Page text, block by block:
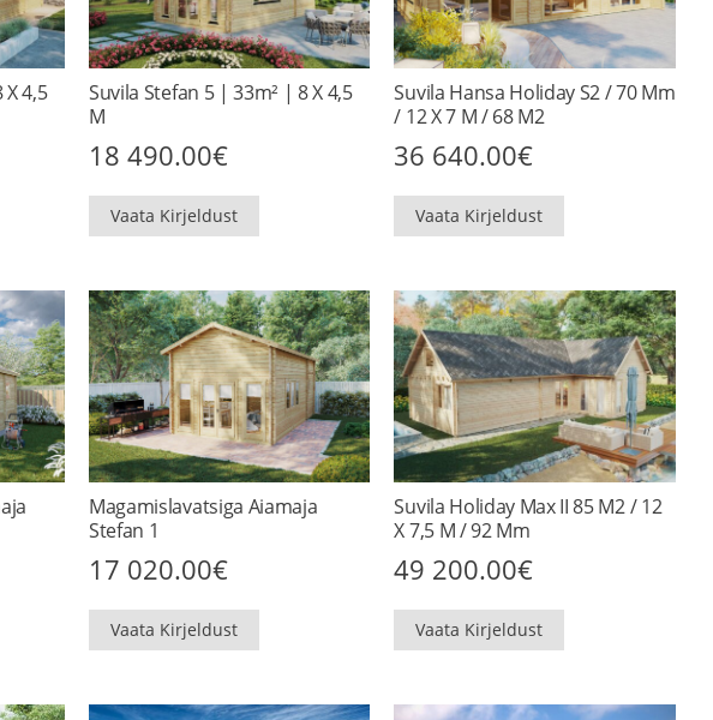
4,5
Suvila Stefan 5 | 33m² | 8 X 4,5
M
18 490.00€
Vaata Kirjeldust
Suvila Hansa Holiday S2 / 70 Mm
/ 12 X 7 M / 68 M2
36 640.00€
Vaata Kirjeldust
Magamislavatsiga Aiamaja
Stefan 1
17 020.00€
Vaata Kirjeldust
Suvila Holiday Max II 85 M2 / 12
X 7,5 M / 92 Mm
49 200.00€
Vaata Kirjeldust